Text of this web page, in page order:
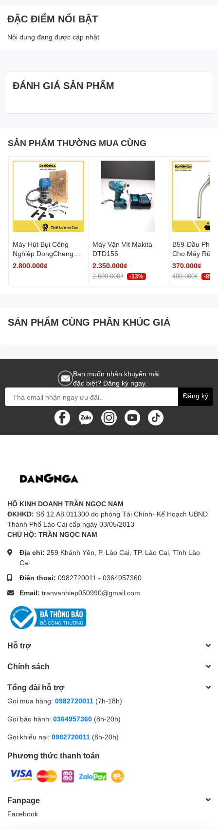
ĐẶC ĐIỂM NỔI BẬT
Nội dung đang được cập nhật
ĐÁNH GIÁ SẢN PHẨM
SẢN PHẨM THƯỜNG MUA CÙNG
Máy Hút Bụi Công
Nghiệp DongCheng
DVC30 Công Suất
2.800.000₫
Máy Vặn Vít Makita
DTD156
2.350.000₫
2.690.000₫ -13%
B59-Đầu
Cho Máy Rửa
370.000₫
400.000₫ -8%
SẢN PHẨM CÙNG PHÂN KHÚC GIÁ
Bạn muốn nhận khuyến mãi
đặc biệt? Đăng ký ngay.
Đăng ký
HỘ KINH DOANH TRẦN NGỌC NAM
ĐKHKD: Số 12.A8.011300 do phòng Tài Chính- Kế Hoạch UBND
Thành Phố Lào Cai cấp ngày 03/05/2013
CHỦ HỘ: TRẦN NGỌC NAM
Địa chỉ: 259 Khánh Yên, P. Lào Cai, TP. Lào Cai, Tỉnh Lào
Cai
Điện thoại: 0982720011 - 0364957360
Email: tranvanhiep050990@gmail.com
Hỗ trợ
Chính sách
Tổng đài hỗ trợ
Gọi mua hàng: 0982720011 (7h-18h)
Gọi bảo hành: 0364957360 (8h-20h)
Gọi khiếu nại: 0982720011 (8h-20h)
Phương thức thanh toán
Fanpage
Facebook